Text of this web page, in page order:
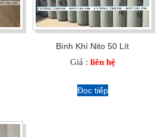
Bình Khí Nito 50 Lít
Giá : liên hệ
Đọc tiếp